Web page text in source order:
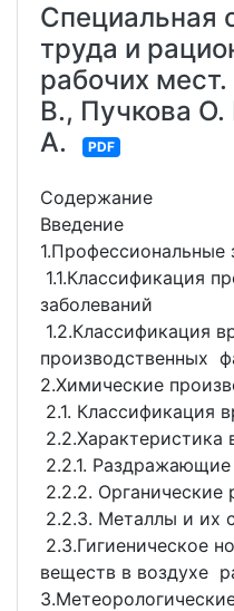
Специальная
труда и
рабочих
В., Пучкова
А.
PDF
Содержание
Введение
1.Профессиональные
1.1.Классификация
заболеваний
1.2.Классификация
производственных
2.Химические
2.1. Классификация
2.2.1. Раздражающие
2.2.2. Органические
2.2.3. Металлы и их
2.3.Гигиеническое
веществ в воздухе